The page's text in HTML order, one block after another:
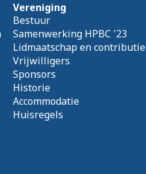
Vereniging
Bestuur
Samenwerking HPBC '23
Lidmaatschap en contributie
Vrijwilligers
Sponsors
Historie
Accommodatie
Huisregels